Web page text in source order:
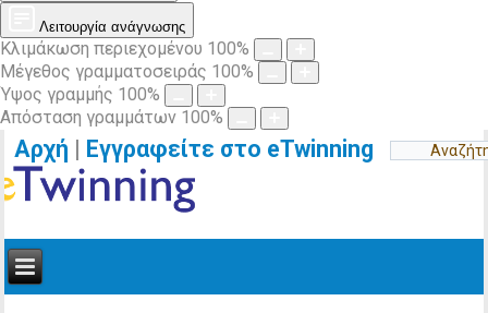
Λειτουργία ανάγνωσης
Κλιμάκωση περιεχομένου 100%
Μέγεθος γραμματοσειράς 100%
Ύψος γραμμής 100%
Απόσταση γραμμάτων 100%
Αρχή | Εγγραφείτε στο eTwinning